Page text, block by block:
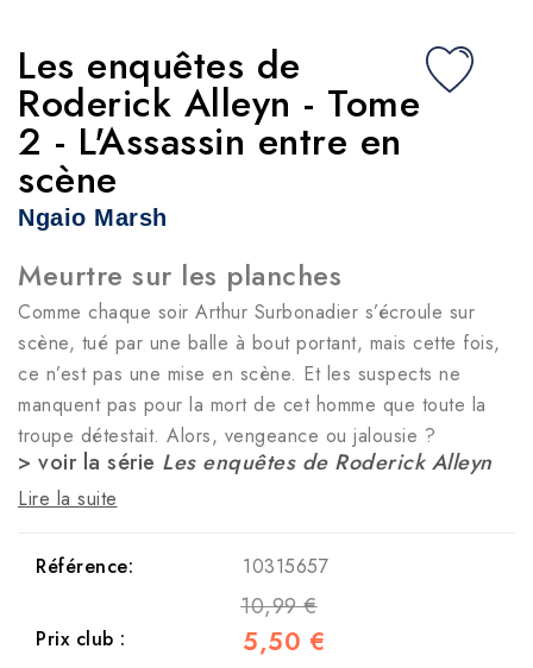
Les enquêtes de
Roderick Alleyn - Tome
2 - L'Assassin entre en
scène
Ngaio Marsh
Meurtre sur les planches
Comme chaque soir Arthur Surbonadier s’écroule sur
scène, tué par une balle à bout portant, mais cette fois,
ce n’est pas une mise en scène. Et les suspects ne
manquent pas pour la mort de cet homme que toute la
troupe détestait. Alors, vengeance ou jalousie ?
> voir la série Les enquêtes de Roderick Alleyn
Lire la suite
Référence: 10315657
10,99 €
Prix club : 5,50 €